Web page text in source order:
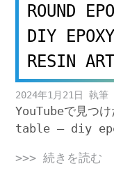
ROUND
DIY
RESIN ART
2024年1月21日
YouTubeで見つ
table – diy
>>> 続きを読む